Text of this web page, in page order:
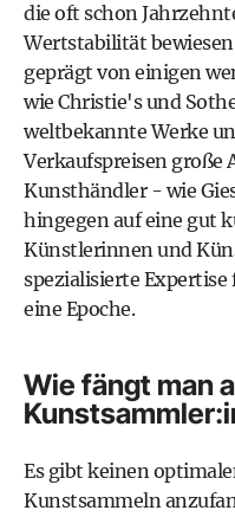
die oft schon
Wertstabilität
geprägt von einigen
wie Christie's und
weltbekannte Werke
Verkaufspreisen große
Kunsthändler - wie
hingegen auf eine gut
Künstlerinnen und
spezialisierte
eine Epoche.
Wie fängt man
Es gibt keinen
Kunstsammeln